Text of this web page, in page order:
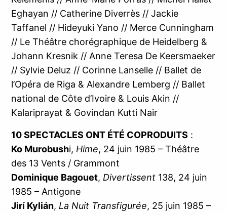
Eghayan // Catherine Diverrès // Jackie
Taffanel // Hideyuki Yano // Merce Cunningham
// Le Théâtre chorégraphique de Heidelberg &
Johann Kresnik // Anne Teresa De Keersmaeker
// Sylvie Deluz // Corinne Lanselle // Ballet de
l’Opéra de Riga & Alexandre Lemberg // Ballet
national de Côte d’Ivoire & Louis Akin //
Kalariprayat & Govindan Kutti Nair
10 SPECTACLES ONT ÉTÉ COPRODUITS :
Ko Murobushi, Hime, 24 juin 1985 – Théâtre
des 13 Vents / Grammont
Dominique Bagouet, Divertissent 138, 24 juin
1985 – Antigone
Jirí Kylián, La Nuit Transfigurée, 25 juin 1985 –